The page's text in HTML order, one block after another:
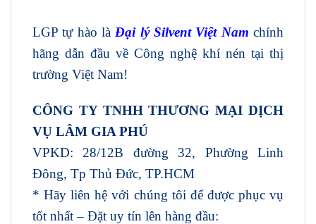
LGP tự hào là Đại lý Silvent Việt Nam chính
hãng dẫn đầu về Công nghệ khí nén tại thị
trường Việt Nam!
CÔNG TY TNHH THƯƠNG MẠI DỊCH
VỤ LÂM GIA PHÚ
VPKD: 28/12B đường 32, Phường Linh
Đông, Tp Thủ Đức, TP.HCM
* Hãy liên hệ với chúng tôi để được phục vụ
tốt nhất – Đặt uy tín lên hàng đầu: